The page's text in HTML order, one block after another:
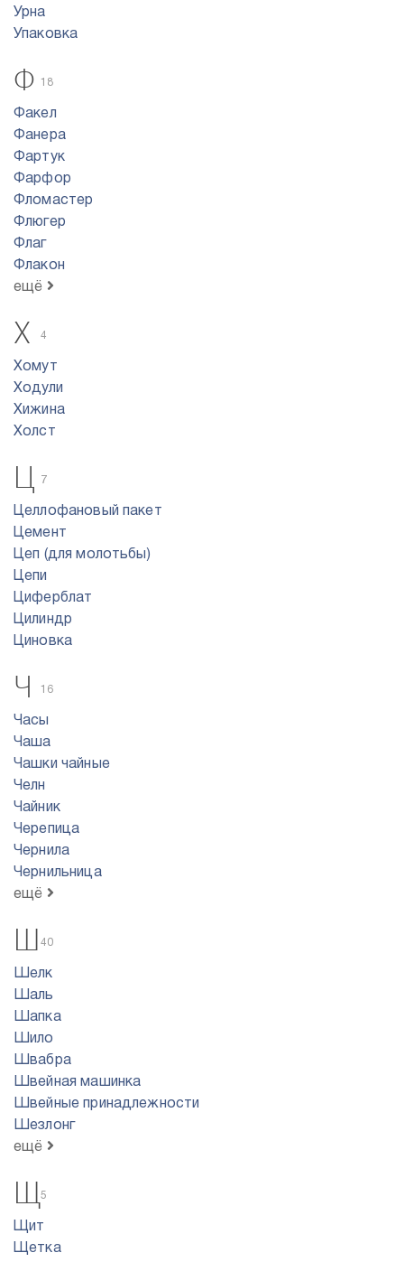
Урна
Упаковка
Ф 18
Факел
Фанера
Фартук
Фарфор
Фломастер
Флюгер
Флаг
Флакон
ещё
Х 4
Хомут
Ходули
Хижина
Холст
Ц 7
Целлофановый пакет
Цемент
Цеп (для молотьбы)
Цепи
Циферблат
Цилиндр
Циновка
Ч 16
Часы
Чаша
Чашки чайные
Челн
Чайник
Черепица
Чернила
Чернильница
ещё
Ш 40
Шелк
Шаль
Шапка
Шило
Швабра
Швейная машинка
Швейные принадлежности
Шезлонг
ещё
Щ5
Щит
Щетка